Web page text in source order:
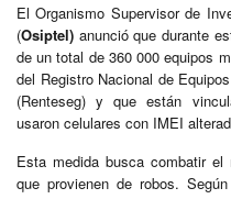
El Organismo Supervisor de
(Osiptel) anunció que durante
de un total de 360 000 equipos
del Registro Nacional de
(Renteseg) y que están
usaron celulares con IMEI
Esta medida busca combatir
que provienen de robos.